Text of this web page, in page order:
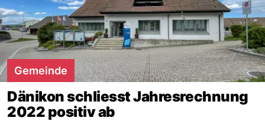
Gemeinde
Dänikon schliesst Jahresrechnung
2022 positiv ab